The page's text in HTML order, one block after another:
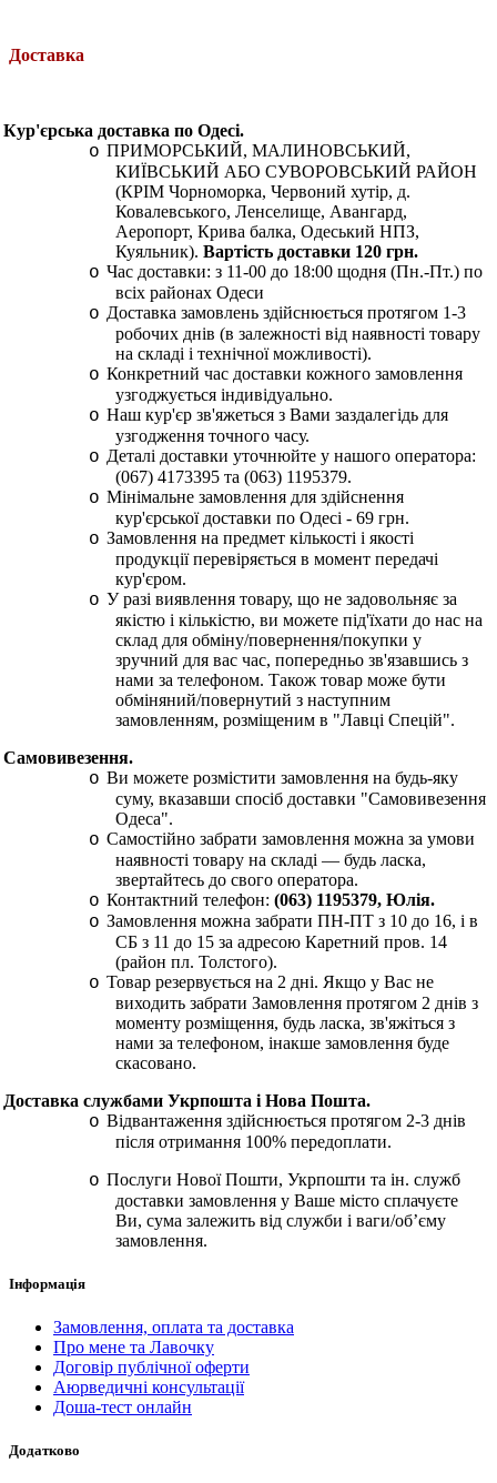
Доставка
Кур'єрська доставка по Одесі.
o ПРИМОРСЬКИЙ, МАЛИНОВСЬКИЙ,
КИЇВСЬКИЙ АБО СУВОРОВСЬКИЙ РАЙОН
(КРІМ Чорноморка, Червоний хутір, д.
Ковалевського, Ленселище, Авангард,
Аеропорт, Крива балка, Одеський НПЗ,
Куяльник). Вартість доставки 120 грн.
o Час доставки: з 11-00 до 18:00 щодня (Пн.-Пт.) по
всіх районах Одеси
o Доставка замовлень здійснюється протягом 1-3
робочих днів (в залежності від наявності товару
на складі і технічної можливості).
o Конкретний час доставки кожного замовлення
узгоджується індивідуально.
o Наш кур'єр зв'яжеться з Вами заздалегідь для
узгодження точного часу.
o Деталі доставки уточнюйте у нашого оператора:
(067) 4173395 та (063) 1195379.
o Мінімальне замовлення для здійснення
кур'єрської доставки по Одесі - 69 грн.
o Замовлення на предмет кількості і якості
продукції перевіряється в момент передачі
кур'єром.
o У разі виявлення товару, що не задовольняє за
якістю і кількістю, ви можете під'їхати до нас на
склад для обміну/повернення/покупки у
зручний для вас час, попередньо зв'язавшись з
нами за телефоном. Також товар може бути
обміняний/повернутий з наступним
замовленням, розміщеним в "Лавці Спецій".
Самовивезення.
o Ви можете розмістити замовлення на будь-яку
суму, вказавши спосіб доставки "Самовивезення
Одеса".
o Самостійно забрати замовлення можна за умови
наявності товару на складі — будь ласка,
звертайтесь до свого оператора.
o Контактний телефон: (063) 1195379, Юлія.
o Замовлення можна забрати ПН-ПТ з 10 до 16, і в
СБ з 11 до 15 за адресою Каретний пров. 14
(район пл. Толстого).
o Товар резервується на 2 дні. Якщо у Вас не
виходить забрати Замовлення протягом 2 днів з
моменту розміщення, будь ласка, зв'яжіться з
нами за телефоном, інакше замовлення буде
скасовано.
Доставка службами Укрпошта і Нова Пошта.
o Відвантаження здійснюється протягом 2-3 днів
після отримання 100% передоплати.
o Послуги Нової Пошти, Укрпошти та ін. служб
доставки замовлення у Ваше місто сплачуєте
Ви, сума залежить від служби і ваги/об’єму
замовлення.
Iнформація
Замовлення, оплата та доставка
Про мене та Лавочку
Договір публічної оферти
Аюрведичні консультації
Доша-тест онлайн
Додатково